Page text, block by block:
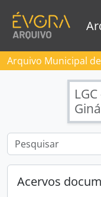
Arquivo Municipal
Acervos